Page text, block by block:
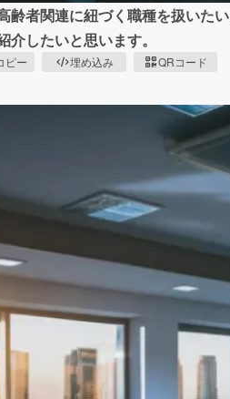
者関連に紐づく職種を扱いた
したいと思います。
ピー 埋め込み QRコード